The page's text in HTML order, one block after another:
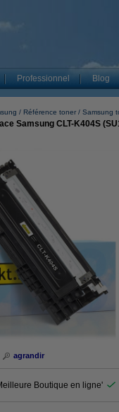
Professionnel Blog
Référence toner Samsung
Samsung CLT-K404S
agrandir
Boutique en ligne'